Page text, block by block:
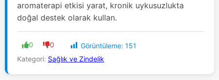
aromaterapi etkisi yarat, kronik uykusuzlukta
doğal destek olarak kullan.
0 0 Görüntüleme: 151
Kategori: Sağlık ve Zindelik